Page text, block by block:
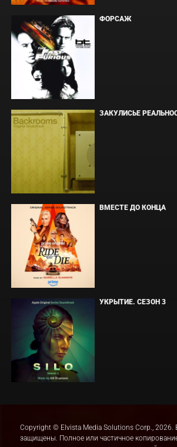
ФОРСАЖ
ЗАКУЛИСЬЕ
ВМЕСТЕ ДО КОНЦА
УКРЫТИЕ. СЕЗОН 3
Copyright © Elvista Media Solutions Corp., 2026.
защищены. Полное или частичное